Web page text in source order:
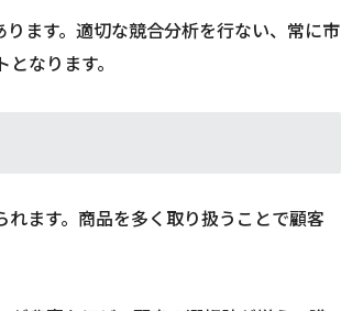
ます。適切な競合分析を行ない、常に市
なります。
ます。商品を多く取り扱うことで顧客